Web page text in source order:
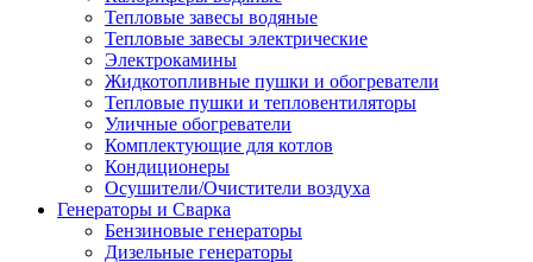
Тепловые завесы водяные
Тепловые завесы электрические
Электрокамины
Жидкотопливные пушки и обогреватели
Тепловые пушки и тепловентиляторы
Уличные обогреватели
Комплектующие для котлов
Кондиционеры
Осушители/Очистители воздуха
Генераторы и Сварка
Бензиновые генераторы
Дизельные генераторы